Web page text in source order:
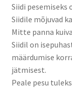
Siidi pesemiseks
Siidile mõjuvad
Mitte panna
Siidil on
määrdumise
jätmisest.
Peale pesu